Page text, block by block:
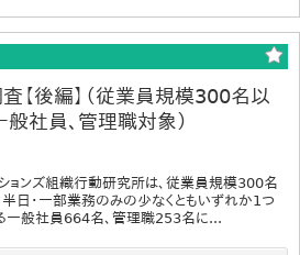
【後編】（従業員規模300名以
社員、管理職対象）
ションズ組織行動研究所は、従業員規模300名
日・一部業務のみの少なくともいずれか1つ
一般社員664名、管理職253名に...